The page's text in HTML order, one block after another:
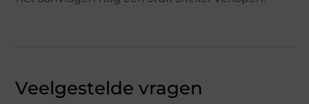
Veelgestelde vragen